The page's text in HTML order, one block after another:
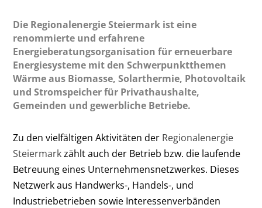
Die Regionalenergie Steiermark ist eine
renommierte und erfahrene
Energieberatungsorganisation für erneuerbare
Energiesysteme mit den Schwerpunktthemen
Wärme aus Biomasse, Solarthermie, Photovoltaik
und Stromspeicher für Privathaushalte,
Gemeinden und gewerbliche Betriebe.
Zu den vielfältigen Aktivitäten der Regionalenergie
Steiermarkzählt auch der Betrieb bzw. die laufende
Betreuung eines Unternehmensnetzwerkes. Dieses
Netzwerk aus Handwerks-, Handels-, und
Industriebetrieben sowie Interessenverbänden